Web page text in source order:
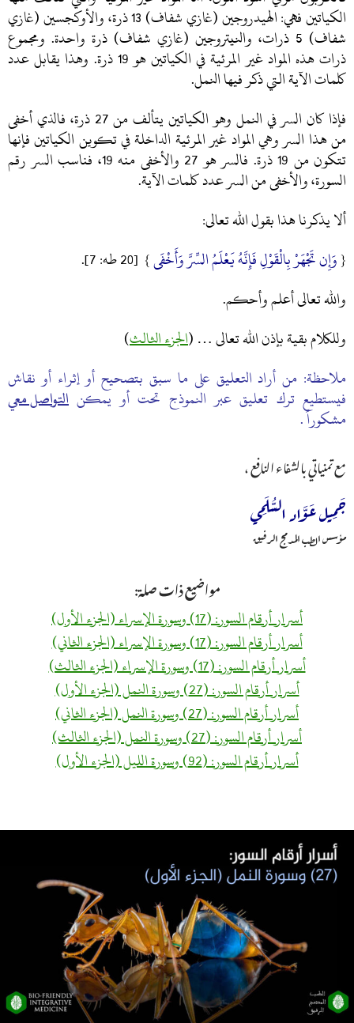
الكياتين فهي: الهيدروجين (غازي شفاف) 13 ذرة، والأوكجسين (غازي
شفاف) 5 ذرات، والنيتروجين (غازي شفاف) ذرة واحدة. ومجموع
ذرات هذه المواد غير المرئية في الكياتين هو 19 ذرة. وهذا يقابل عدد
كلمات الآية التي ذكر فيها النمل.
فإذا كان السر في النمل وهو الكياتين يتألف من 27 ذرة، فالذي أخفى
من هذا السر وهي المواد غير المرئية الداخلة في تكوين الكياتين فإنها
تتكون من 19 ذرة. فالسر هو 27 والأخفى منه 19، فناسب السر رقم
السورة، والأخفى من السر عدد كلمات الآية.
ألا يذكرنا هذا بقول الله تعالى:
{وَإِن تَجْهَرْ بِالْقَوْلِ فَإِنَّهُ يَعْلَمُ السِّرَّ وَأَخْفَى} [20 طه: 7].
والله تعالى أعلم وأحكم.
وللكلام بقية بإذن الله تعالى … (الجزء الثالث)
ملاحظة: من أراد التعليق على ما سبق بتصحيح أو إثراء أو نقاش
فيستطيع ترك تعليق عبر النموذج تحت أو يمكن التواصل معي
مشكوراً .
مع تمنياتي بالشفاء النافع ،
جَمِيل عَوَّاد السُّلَمِي
مؤسس الطب المدمج الرفيق
مواضيع ذات صلة:
أسرار أرقام السور: (17) وسورة الإسراء (الجزء الأول)
أسرار أرقام السور: (17) وسورة الإسراء (الجزء الثاني)
أسرار أرقام السور: (17) وسورة الإسراء (الجزء الثالث)
أسرار أرقام السور: (27) وسورة النمل (الجزء الأول)
أسرار أرقام السور: (27) وسورة النمل (الجزء الثاني)
أسرار أرقام السور: (27) وسورة النمل (الجزء الثالث)
أسرار أرقام السور: (92) وسورة الليل (الجزء الأول)